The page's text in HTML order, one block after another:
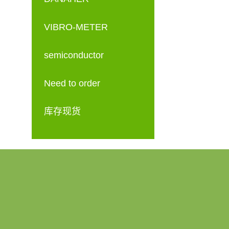
VIBRO-METER
semiconductor
Need to order
库存现货